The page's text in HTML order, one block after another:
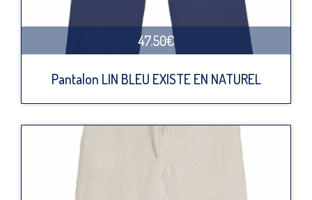
47.50€
Pantalon LIN BLEU EXISTE EN NATUREL